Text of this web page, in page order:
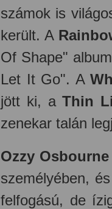
számok is
került. A
Of Shape"
Let It Go". A
jött ki, aThin
zenekar talán
Ozzy Osbourne
személyében,
felfogású, de